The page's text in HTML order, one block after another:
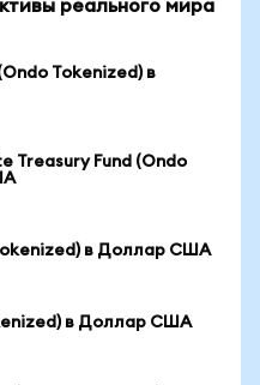
реального мира
Tokenized) в
Treasury Fund (Ondo
в Доллар США
в Доллар США